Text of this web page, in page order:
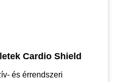
Cardio Shield
és érrendszeri